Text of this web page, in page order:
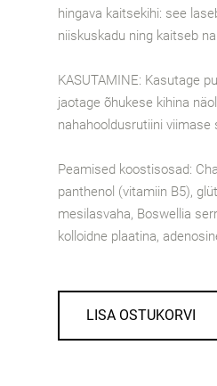
hingava kaitsekihi: see
niiskuskadu ning kaitseb
KASUTAMINE: Kasutage
jaotage õhukese kihina
nahahooldusrutiini viimase
Peamised koostisosad:
panthenol (vitamiin B5),
mesilasvaha, Boswellia
kolloidne plaatina,
LISA OSTUKORVI